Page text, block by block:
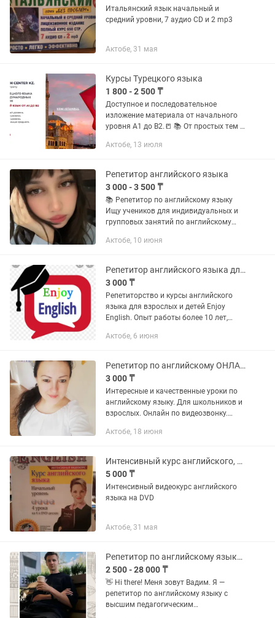
Итальянский язык начальный и
средний уровни, 7 аудио CD и 2 mp3
Актобе, 31 мая
Курсы Турецкого языка
1 800 - 2 500 ₸
Доступное и последовательное
изложение материала от начального
уровня А1 до В2.📒 📚 От простых тем к
грамматики 📚 Лексика для развития
Актобе, 13 июля
Репетитор английского языка
3 000 - 3 500 ₸
📚 Репетитор по английскому языку
Ищу учеников для индивидуальных и
групповых занятий по английскому
опыт преподавания: 3 года — работаю
Актобе, 10 июня
Репетитор английского языка для взрослых и детей
3 000 ₸
Репетиторство и курсы английского
языка для взрослых и детей Enjoy
English. Опыт работы более 10 лет,
удобном формате онлайн и оффлайн.
Актобе, 6 июня
Репетитор по английскому ОНЛАЙН
3 000 ₸
Интересные и качественные уроки по
английскому языку. Для школьников и
взрослых. Онлайн по видеозвонку.
Максимум 4 ученика в группе.
Актобе, 18 июня
Интенсивный курс английского, начальный уровень
5 000 ₸
Интенсивный видеокурс английского
языка на DVD
Актобе, 31 мая
Репетитор по английскому языку для детей и взрослых.
2 500 - 28 000 ₸
👋 Hi there! Меня зовут Вадим. Я —
репетитор по английскому языку с
высшим педагогическим